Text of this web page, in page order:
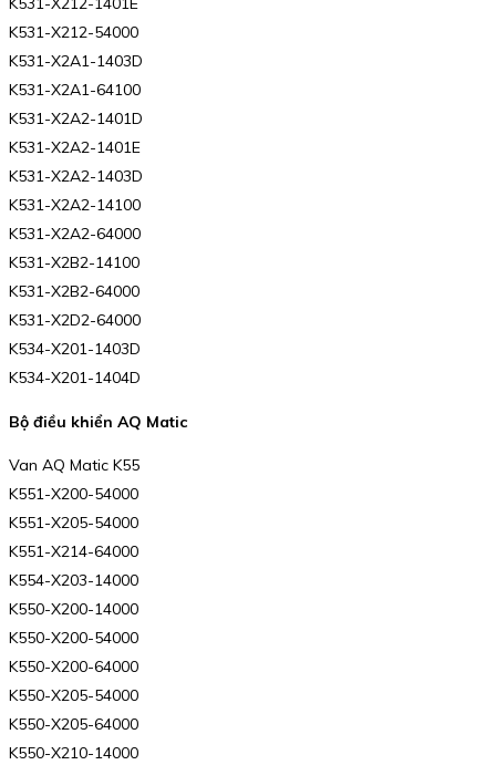
K531-X212-54000
K531-X2A1-1403D
K531-X2A1-64100
K531-X2A2-1401D
K531-X2A2-1401E
K531-X2A2-1403D
K531-X2A2-14100
K531-X2A2-64000
K531-X2B2-14100
K531-X2B2-64000
K531-X2D2-64000
K534-X201-1403D
K534-X201-1404D
Bộ điều khiển AQ Matic
Van AQ Matic K55
K551-X200-54000
K551-X205-54000
K551-X214-64000
K554-X203-14000
K550-X200-14000
K550-X200-54000
K550-X200-64000
K550-X205-54000
K550-X205-64000
K550-X210-14000